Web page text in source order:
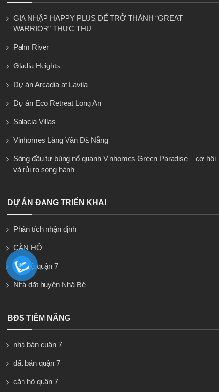
GIA NHẬP HAPPY PLUS ĐỂ TRỞ THÀNH “GREAT
WARRIOR” THỰC THỤ
Palm River
Gladia Heights
Dự án Arcadia at Lavila
Dự án Eco Retreat Long An
Salacia Villas
Vinhomes Làng Vân Đà Nẵng
Sóng đầu tư bùng nổ quanh Vinhomes Green Paradise – cơ hội
và rủi ro song hành
DỰ ÁN ĐANG TRIỂN KHAI
Phân tích nhận định
CĂN HỘ
căn hộ quận 7
Nhà đất huyện Nhà Bè
BĐS TIỀM NĂNG
nhà bán quận 7
đất bán quận 7
căn hộ quận 7